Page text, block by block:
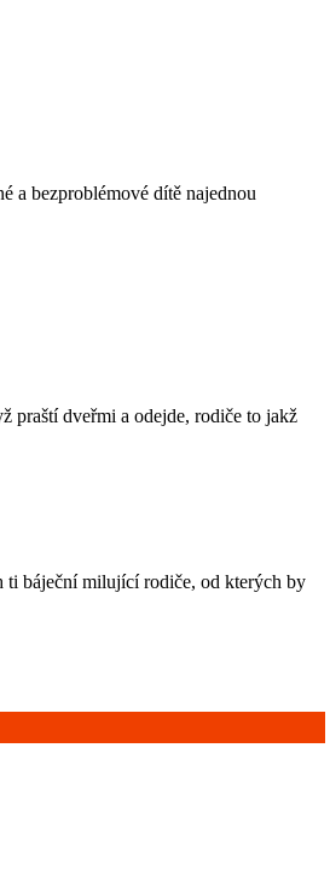
a bezproblémové dítě najednou
praští dveřmi a odejde, rodiče to jakž
ti báječní milující rodiče, od kterých by